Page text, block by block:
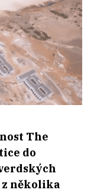
The
do
několika